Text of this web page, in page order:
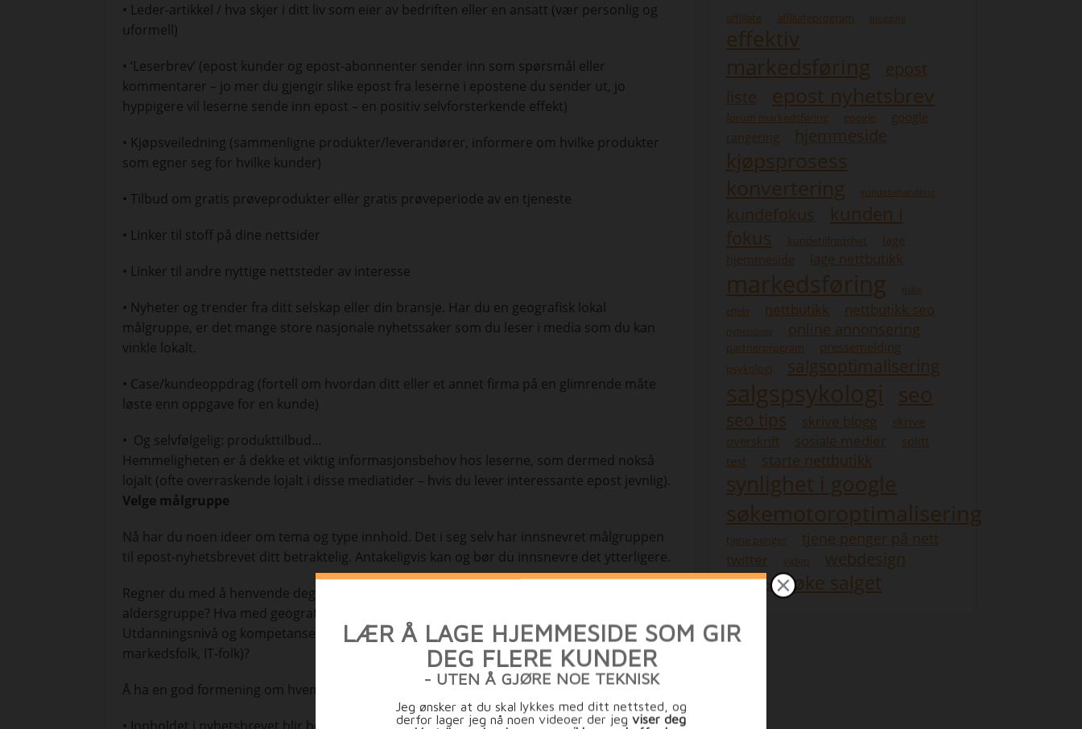
• Leder-artikkel / hva skjer i ditt liv som eier av bedriften eller en ansatt (vær personlig og
uformell)
• ‘Leserbrev’ (epost kunder og epost-abonnenter sender inn som spørsmål eller
kommentarer – jo mer du gjengir slike epost fra leserne i epostene du sender ut, jo
hyppigere vil leserne sende inn epost – en positiv selvforsterkende effekt)
• Kjøpsveiledning (sammenligne produkter/leverandører, informere om hvilke produkter
som egner seg for hvilke kunder)
• Tilbud om gratis prøveprodukter eller gratis prøveperiode av en tjeneste
• Linker til stoff på dine nettsider
• Linker til andre nyttige nettsteder av interesse
• Nyheter og trender fra ditt selskap eller din bransje. Har du en geografisk lokal
målgruppe, er det mange store nasjonale nyhetssaker som du leser i media som du kan
vinkle lokalt.
• Case/kundeoppdrag (fortell om hvordan ditt eller et annet firma på en glimrende måte
løste enn oppgave for en kunde)
• Og selvfølgelig: produkttilbud…
Hemmeligheten er å dekke et viktig informasjonsbehov hos leserne, som dermed nokså
lojalt (ofte overraskende lojalt i disse mediatider – hvis du lever interessante epost jevnlig).
Velge målgruppe
Nå har du noen ideer om tema og type innhold. Det i seg selv har innsnevret målgruppen
til epost-nyhetsbrevet ditt betraktelig. Antakeligvis kan og bør du innsnevre det ytterligere.
Regner du med å henvende deg primært til et av kjønnene? Overvekt av en spesiell
aldersgruppe? Hva med geografisk tilhørighet – lokalområde, nasjonalt, internasjonalt?
Utdanningsnivå og kompetanse (sykepleiere, forskere)? Stillinger og funksjoner (ledere,
markedsfolk, IT-folk)?
Å ha en god formening om hvem man henvender seg til er viktig av minst tre årsaker:
affiliate affiliateprogram blogging
effektiv
markedsføring
epost
liste
epost nyhetsbrev
forum markedsføring google
google
rangering
hjemmeside
kjøpsprosess
konvertering
kundebehandling
kundefokus
kunden i
fokus
kundetilfredshet
lage
hjemmeside
lage nettbutikk
markedsføring
måle
effekt
nettbutikk nettbutikk seo
nyhetsbrev online annonsering
partnerprogram pressemelding
psykologi salgsoptimalisering
salgspsykologi seo
seo tips skrive blogg
skrive
overskrift
sosiale medier
splitt
test
starte nettbutikk
synlighet i google
søkemotoroptimalisering
tjene penger tjene penger på nett
twitter video webdesign
youtube øke salget
Hei, Estrategi.no bruker cookies for å gjøre din opplevelse bedre samt
fungere godt. Vi regner med at det er ok for deg, men du kan deaktivere